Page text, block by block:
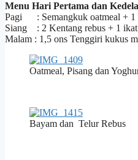
Menu Hari Pertama dan
Pagi : Semangkuk oatmeal + 1
Siang : 2 Kentang rebus + 1 ikat
Malam : 1,5 ons Tenggiri kukus
Oatmeal, Pisang dan
Bayam dan Telur Rebus